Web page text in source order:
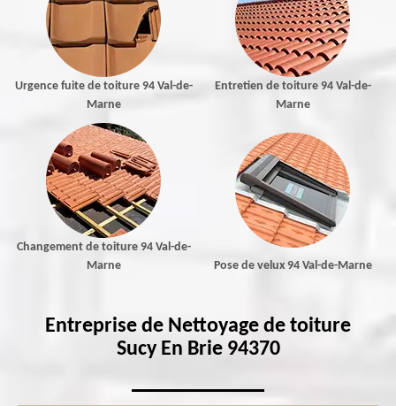
Urgence fuite de toiture 94 Val-de-
Marne
Entretien de toiture 94 Val-de-
Marne
Changement de toiture 94 Val-de-
Marne
Pose de velux 94 Val-de-Marne
Entreprise de Nettoyage de toiture
Sucy En Brie 94370